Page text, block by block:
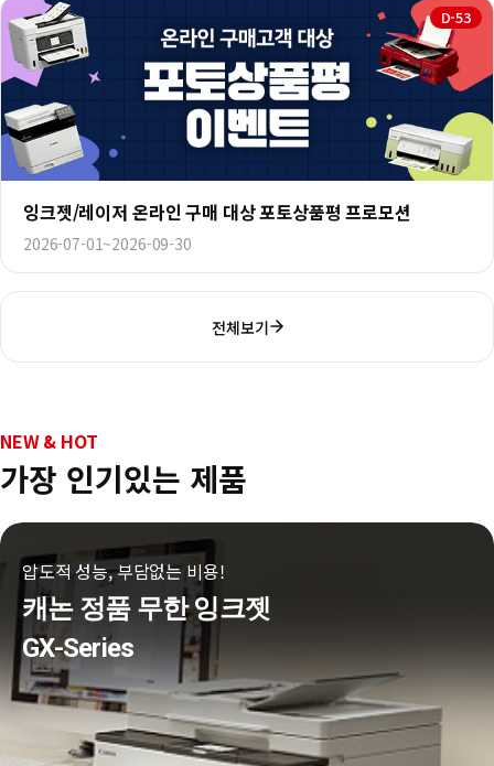
D-53
잉크젯/레이저 온라인 구매 대상 포토상품평 프로모션
2026-07-01~2026-09-30
전체보기
NEW & HOT
가장 인기있는 제품
압도적 성능, 부담없는 비용!
캐논 정품 무한 잉크젯
GX-Series